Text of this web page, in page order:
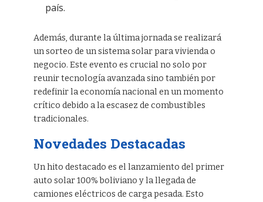
país.
Además, durante la última jornada se realizará
un sorteo de un sistema solar para vivienda o
negocio. Este evento es crucial no solo por
reunir tecnología avanzada sino también por
redefinir la economía nacional en un momento
crítico debido a la escasez de combustibles
tradicionales.
Novedades Destacadas
Un hito destacado es el lanzamiento del primer
auto solar 100% boliviano y la llegada de
camiones eléctricos de carga pesada. Esto